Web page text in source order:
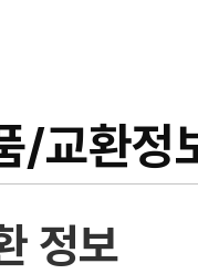
/교환정
정보